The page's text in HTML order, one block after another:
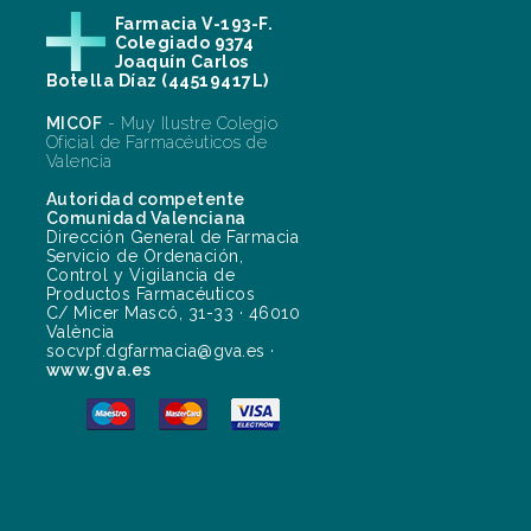
Farmacia V-193-F.
Colegiado 9374
Joaquín Carlos
Botella Díaz (44519417L)
MICOF - Muy Ilustre Colegio
Oficial de Farmacéuticos de
Valencia
Autoridad competente
Comunidad Valenciana
Dirección General de Farmacia
Servicio de Ordenación,
Control y Vigilancia de
Productos Farmacéuticos
C/ Micer Mascó, 31-33 · 46010
València
socvpf.dgfarmacia@gva.es ·
www.gva.es